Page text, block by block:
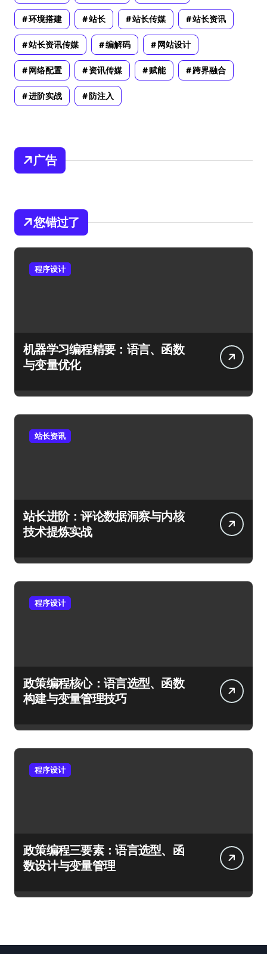
环境搭建 站长 站长传媒 站长资讯
站长资讯传媒 编解码 网站设计
网络配置 资讯传媒 赋能 跨界融合
进阶实战 防注入
广告
您错过了
程序设计
机器学习编程精要：语言、函数
与变量优化
站长资讯
站长进阶：评论数据洞察与内核
技术提炼实战
程序设计
政策编程核心：语言选型、函数
构建与变量管理技巧
程序设计
政策编程三要素：语言选型、函
数设计与变量管理